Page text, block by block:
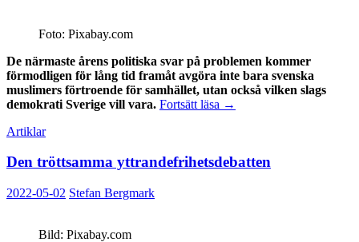
Foto: Pixabay.com
De närmaste årens politiska svar på problemen kommer
förmodligen för lång tid framåt avgöra inte bara svenska
muslimers förtroende för samhället, utan också vilken slags
demokrati Sverige vill vara. Fortsätt läsa Sluta
→
Artiklar
Den tröttsamma yttrandefrihetsdebatten
2022-05-02 Stefan Bergmark
Bild: Pixabay.com